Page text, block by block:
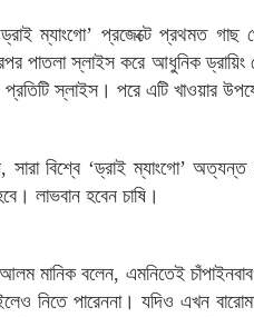
ম্যাংগো’ প্রজেক্টে প্রথমত
পাতলা স্লাইস করে আধুনিক ড্রায়িং
প্রতিটি স্লাইস। পরে এটি খাওয়ার
সারা বিশ্বে ‘ড্রাই ম্যাংগো’
লাভবান হবেন চাষি।
মানিক বলেন, এমনিতেই
নিতে পারেননা। যদিও এখন